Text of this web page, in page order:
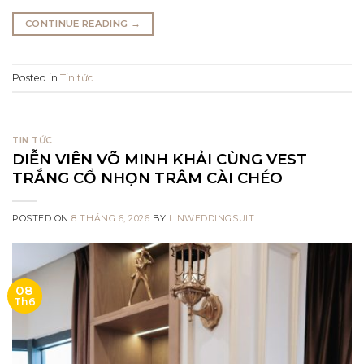
CONTINUE READING →
Posted in Tin tức
TIN TỨC
DIỄN VIÊN VÕ MINH KHẢI CÙNG VEST
TRẮNG CỔ NHỌN TRÂM CÀI CHÉO
POSTED ON8 THÁNG 6, 2026 BY LINWEDDINGSUIT
08
Th6